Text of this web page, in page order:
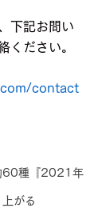
下記お問い
ください。
contact
60種『2021年
がる